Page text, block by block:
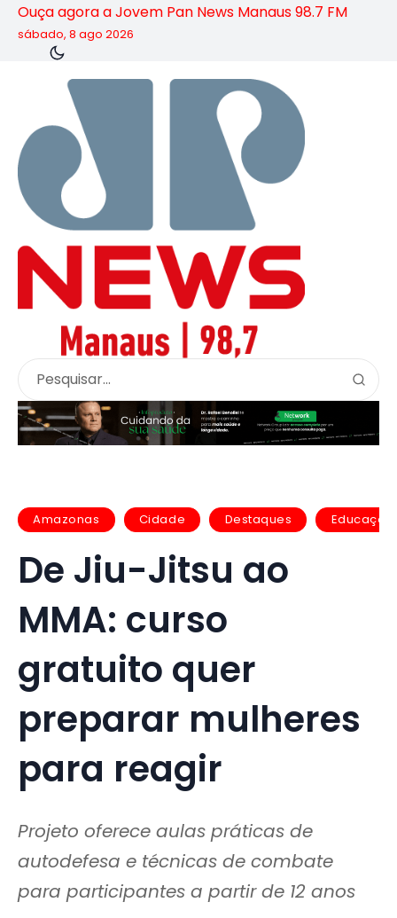
Ouça agora a Jovem Pan News Manaus 98.7 FM
sábado, 8 ago 2026
Amazonas Cidade Destaques Educação
De Jiu-Jitsu ao
MMA: curso
gratuito quer
preparar mulheres
para reagir
Projeto oferece aulas práticas de
autodefesa e técnicas de combate
para participantes a partir de 12 anos